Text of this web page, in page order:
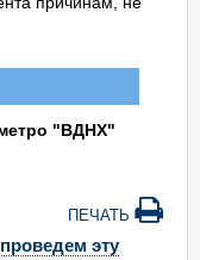
"ВДНХ"
ПЕЧАТЬ
эту